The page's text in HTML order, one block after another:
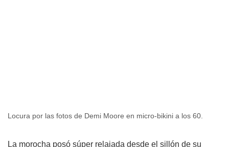
Locura por las fotos de Demi Moore en micro-bikini a los 60.
La morocha posó súper relajada desde el sillón de su